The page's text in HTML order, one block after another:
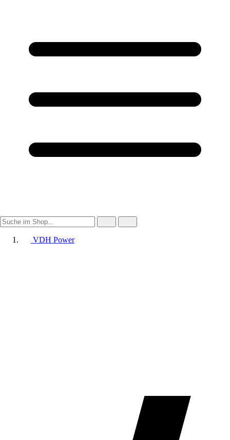
VDH Power